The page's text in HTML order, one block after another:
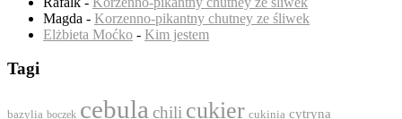
Magda - Korzenno-pikantny chutney ze śliwek
Elżbieta Moćko - Kim jestem
Tagi
bazylia boczek cebula chili cukier cukinia cytryna